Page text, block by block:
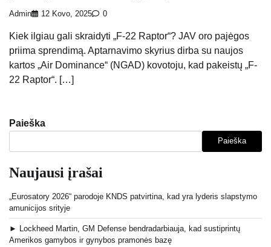
Admin 12 Kovo, 2025 0
Kiek ilgiau gali skraidyti „F-22 Raptor“? JAV oro pajėgos
priima sprendimą. Aptarnavimo skyrius dirba su naujos
kartos „Air Dominance“ (NGAD) kovotoju, kad pakeistų „F-
22 Raptor“. […]
Paieška
Paieška
Naujausi įrašai
„Eurosatory 2026“ parodoje KNDS patvirtina, kad yra lyderis slapstymo
amunicijos srityje
► Lockheed Martin, GM Defense bendradarbiauja, kad sustiprintų
Amerikos gamybos ir gynybos pramonės bazę